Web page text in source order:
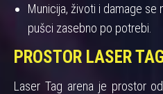
Municija, životi i damage
pušci zasebno po potrebi.
PROSTOR LASER
Laser Tag arena je prostor